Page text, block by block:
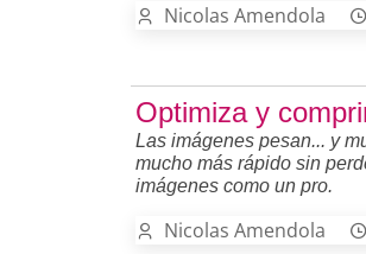
Nicolas Amendola
Optimiza y
Las imágenes pesan... y
mucho más rápido sin
imágenes como un pro.
Nicolas Amendola